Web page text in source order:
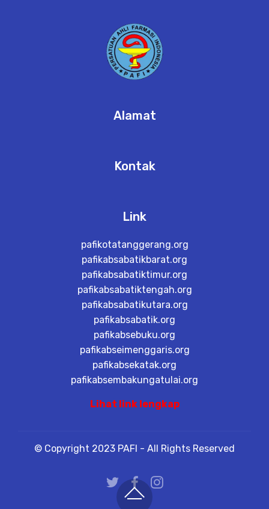
Alamat
Kontak
Link
pafikotatanggerang.org
pafikabsabatikbarat.org
pafikabsabatiktimur.org
pafikabsabatiktengah.org
pafikabsabatikutara.org
pafikabsabatik.org
pafikabsebuku.org
pafikabseimenggaris.org
pafikabsekatak.org
pafikabsembakungatulai.org
Lihat link lengkap
© Copyright 2023 PAFI - All Rights Reserved